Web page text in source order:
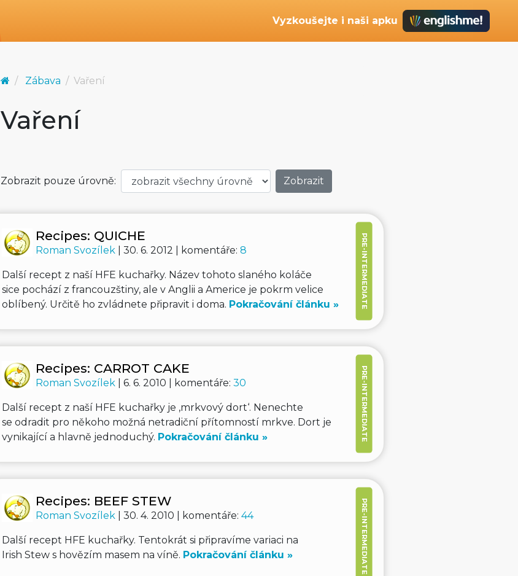
Vyzkoušejte i naši apku
Zábava Vaření
Vaření
Zobrazit pouze úrovně:
PRE-INTERMEDIATE
Recipes: QUICHE
Roman Svozílek | 30. 6. 2012 | komentáře: 8
Další recept z naší HFE kuchařky. Název tohoto slaného koláče
sice pochází z francouzštiny, ale v Anglii a Americe je pokrm velice
oblíbený. Určitě ho zvládnete připravit i doma. Pokračování článku »
PRE-INTERMEDIATE
Recipes: CARROT CAKE
Roman Svozílek | 6. 6. 2010 | komentáře: 30
Další recept z naší HFE kuchařky je ‚mrkvový dort‘. Nenechte
se odradit pro někoho možná netradiční přítomností mrkve. Dort je
vynikající a hlavně jednoduchý. Pokračování článku »
PRE-INTERMEDIATE
Recipes: BEEF STEW
Roman Svozílek | 30. 4. 2010 | komentáře: 44
Další recept HFE kuchařky. Tentokrát si připravíme variaci na
Irish Stew s hovězím masem na víně. Pokračování článku »